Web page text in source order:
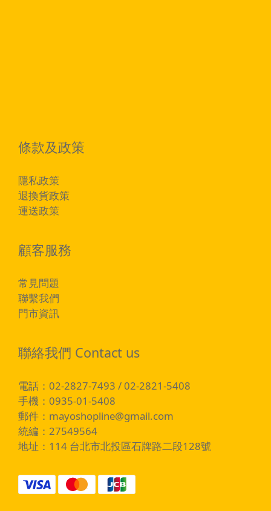
條款及政策
隱私政策
退換貨政策
運送政策
顧客服務
常見問題
聯繫我們
門市資訊
聯絡我們 Contact us
電話：02-2827-7493 / 02-2821-5408
手機：0935-01-5408
郵件： mayoshopline@gmail.com
統編：27549564
地址：114 台北市北投區石牌路二段128號